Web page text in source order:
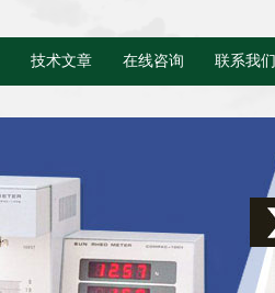
技术文章 在线咨询 联系我们